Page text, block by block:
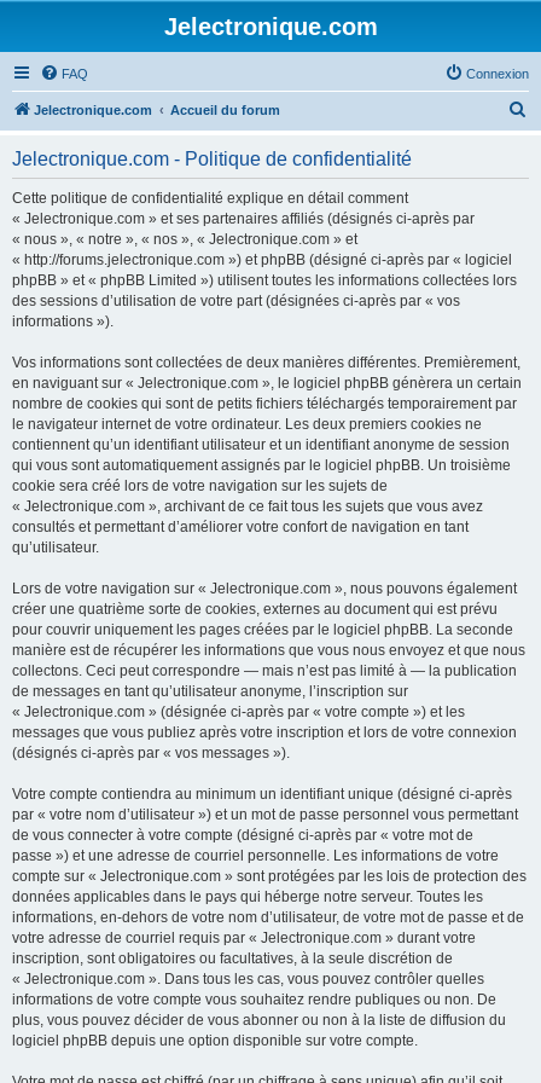
Jelectronique.com
FAQ Connexion
Jelectronique.com Accueil du forum
Jelectronique.com - Politique de confidentialité
Cette politique de confidentialité explique en détail comment
« Jelectronique.com » et ses partenaires affiliés (désignés ci-après par
« nous », « notre », « nos », « Jelectronique.com » et
« http://forums.jelectronique.com ») et phpBB (désigné ci-après par « logiciel
phpBB » et « phpBB Limited ») utilisent toutes les informations collectées lors
des sessions d’utilisation de votre part (désignées ci-après par « vos
informations »).
Vos informations sont collectées de deux manières différentes. Premièrement,
en naviguant sur « Jelectronique.com », le logiciel phpBB génèrera un certain
nombre de cookies qui sont de petits fichiers téléchargés temporairement par
le navigateur internet de votre ordinateur. Les deux premiers cookies ne
contiennent qu’un identifiant utilisateur et un identifiant anonyme de session
qui vous sont automatiquement assignés par le logiciel phpBB. Un troisième
cookie sera créé lors de votre navigation sur les sujets de
« Jelectronique.com », archivant de ce fait tous les sujets que vous avez
consultés et permettant d’améliorer votre confort de navigation en tant
qu’utilisateur.
Lors de votre navigation sur « Jelectronique.com », nous pouvons également
créer une quatrième sorte de cookies, externes au document qui est prévu
pour couvrir uniquement les pages créées par le logiciel phpBB. La seconde
manière est de récupérer les informations que vous nous envoyez et que nous
collectons. Ceci peut correspondre — mais n’est pas limité à — la publication
de messages en tant qu’utilisateur anonyme, l’inscription sur
« Jelectronique.com » (désignée ci-après par « votre compte ») et les
messages que vous publiez après votre inscription et lors de votre connexion
(désignés ci-après par « vos messages »).
Votre compte contiendra au minimum un identifiant unique (désigné ci-après
par « votre nom d’utilisateur ») et un mot de passe personnel vous permettant
de vous connecter à votre compte (désigné ci-après par « votre mot de
passe ») et une adresse de courriel personnelle. Les informations de votre
compte sur « Jelectronique.com » sont protégées par les lois de protection des
données applicables dans le pays qui héberge notre serveur. Toutes les
informations, en-dehors de votre nom d’utilisateur, de votre mot de passe et de
votre adresse de courriel requis par « Jelectronique.com » durant votre
inscription, sont obligatoires ou facultatives, à la seule discrétion de
« Jelectronique.com ». Dans tous les cas, vous pouvez contrôler quelles
informations de votre compte vous souhaitez rendre publiques ou non. De
plus, vous pouvez décider de vous abonner ou non à la liste de diffusion du
logiciel phpBB depuis une option disponible sur votre compte.